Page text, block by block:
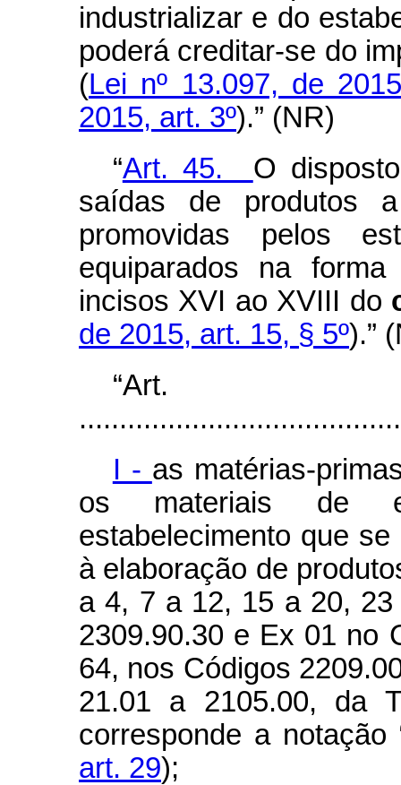
industrializar e do
poderá creditar-se do
(Lei nº 13.097, de
2015, art. 3º).” (NR)
“Art. 45. O
saídas de produtos
promovidas pelos
equiparados na
incisos XVI ao XVIII do
de 2015, art. 15, § 5º).”
I - as matérias-
os materiais de
estabelecimento que
à elaboração de
a 4, 7 a 12, 15 a 20,
2309.90.30 e Ex 01 no
64, nos Códigos
21.01 a 2105.00, da
corresponde a notação
art. 29);